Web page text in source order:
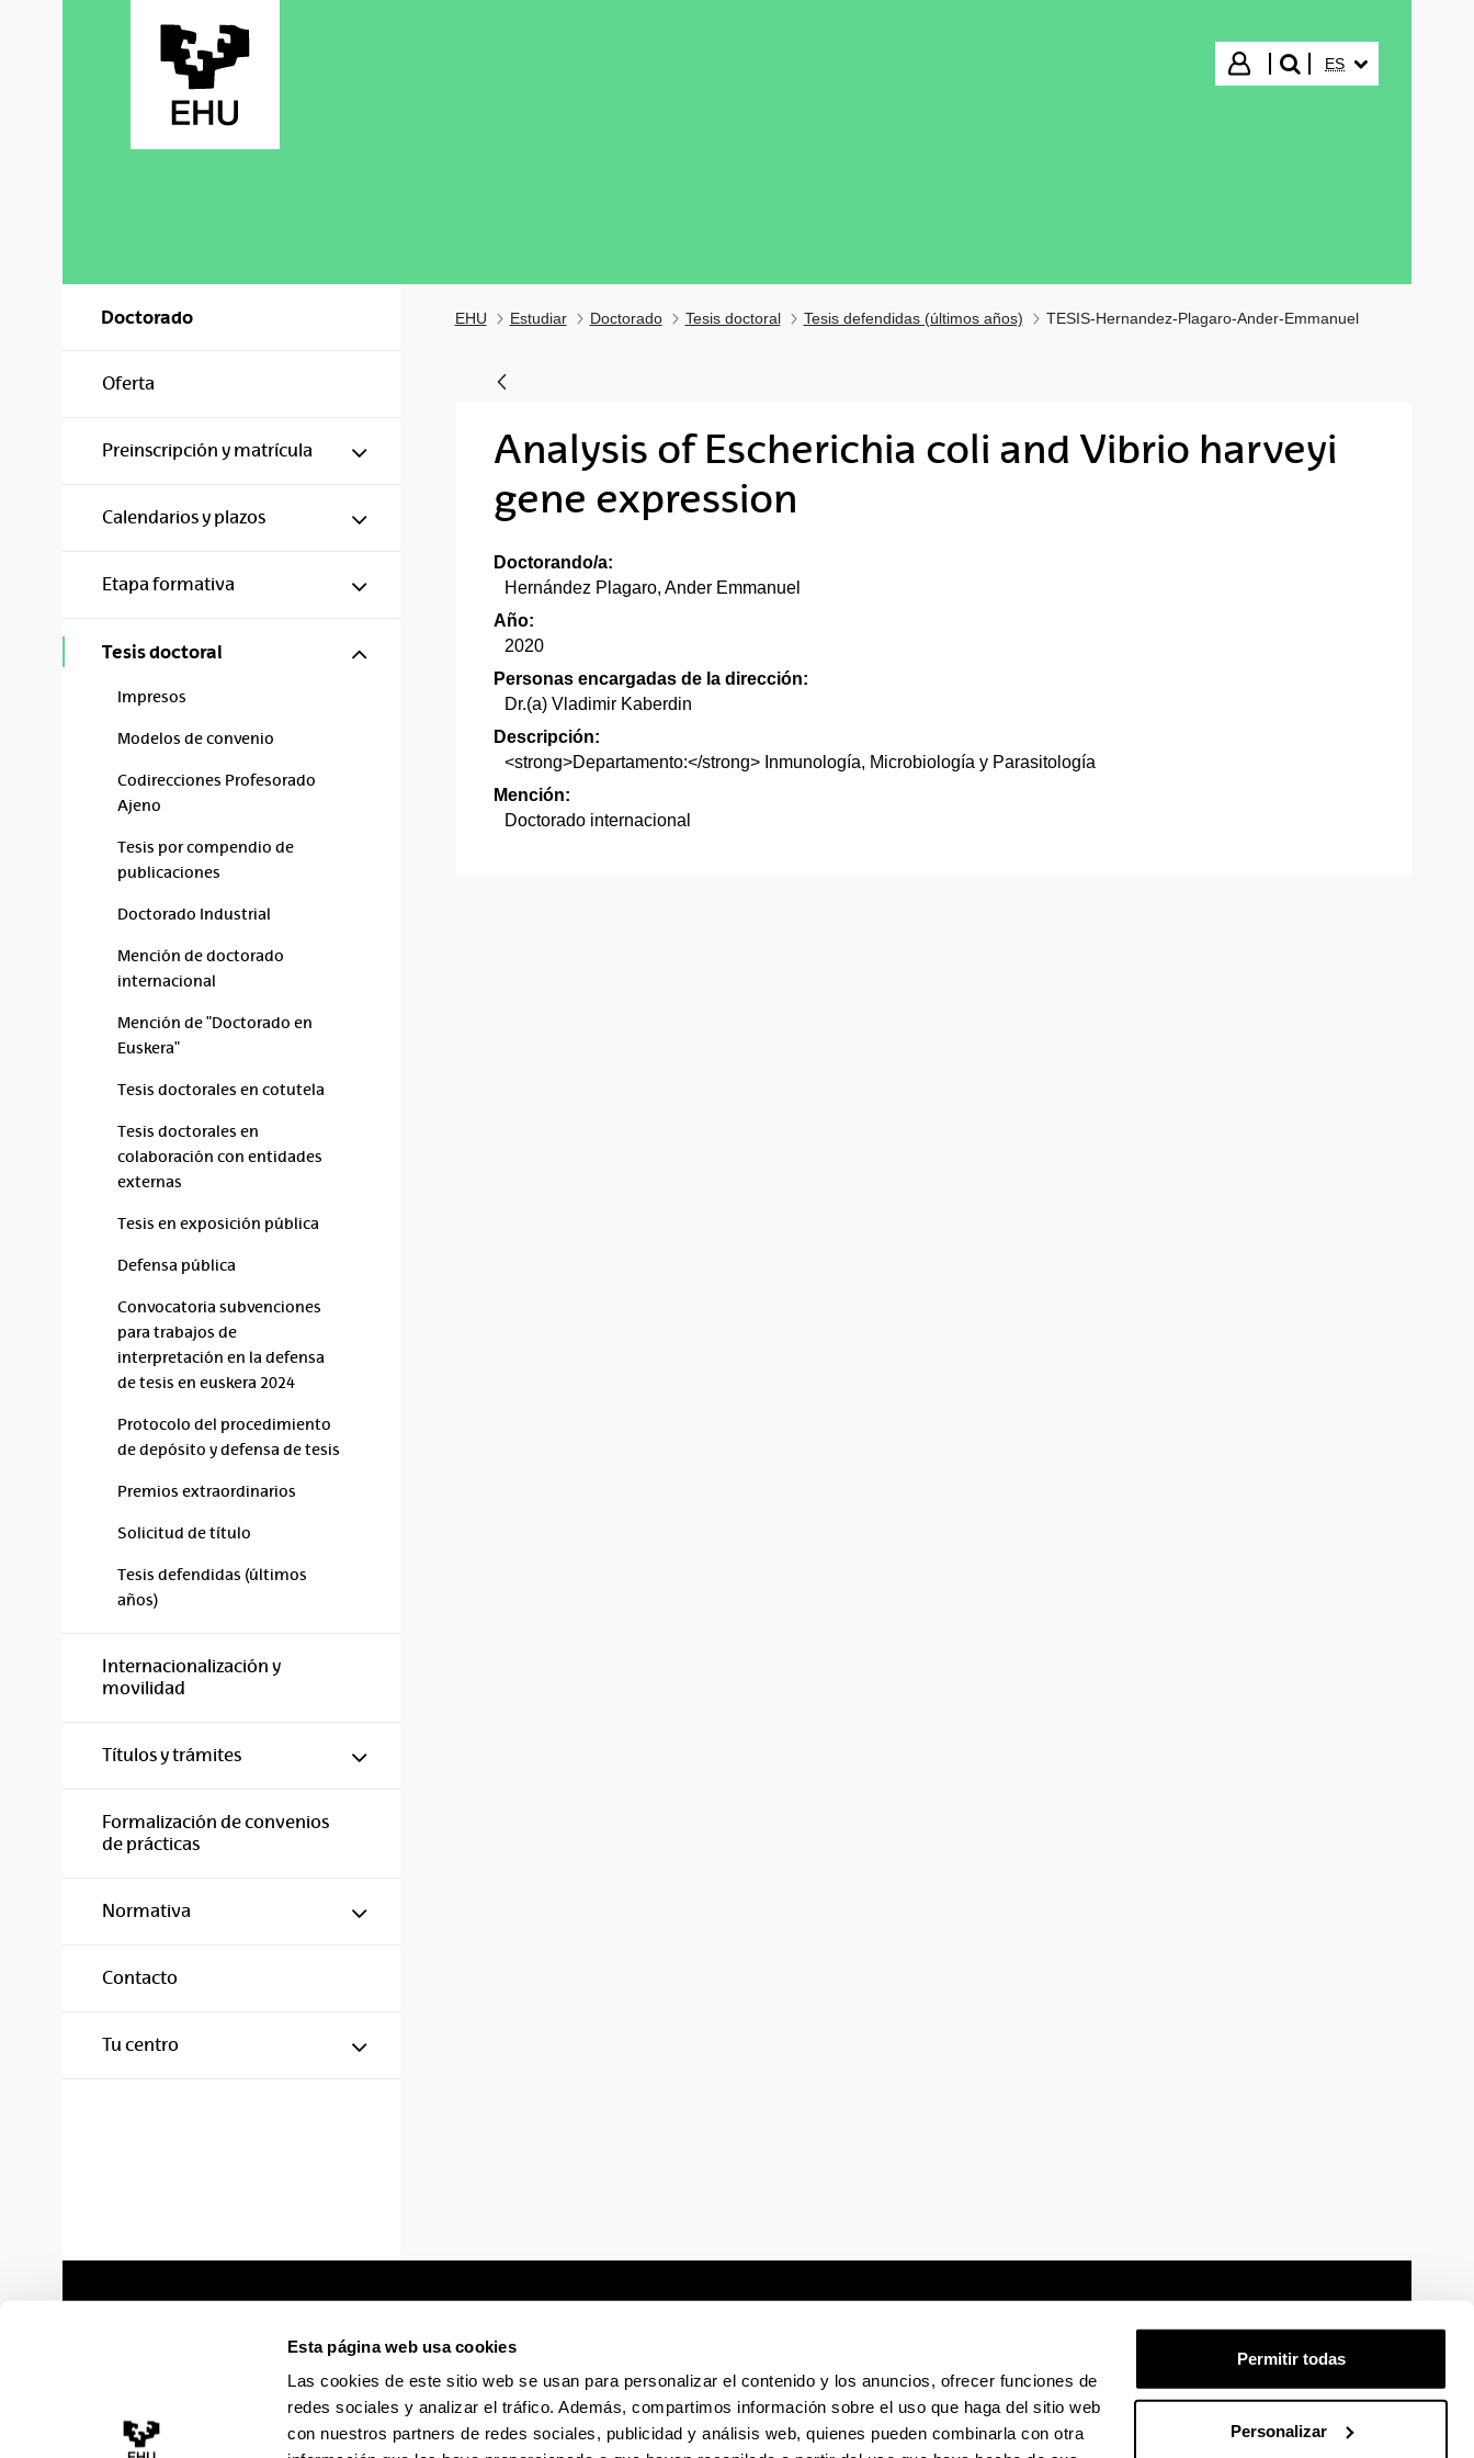
Esta página web usa cookies
Las cookies de este sitio web se usan para personalizar el contenido y los anuncios, ofrecer funciones de
redes sociales y analizar el tráfico. Además, compartimos información sobre el uso que haga del sitio web
con nuestros partners de redes sociales, publicidad y análisis web, quienes pueden combinarla con otra
Permitir todas
Personalizar
Iniciar sesión
buscar"
ES
Doctorado
Oferta
Preinscripción y matrícula Mostrar/ocultar subpáginas
Calendarios y plazos Mostrar/ocultar subpáginas
Etapa formativa Mostrar/ocultar subpáginas
Tesis doctoral Mostrar/ocultar subpáginas
Impresos
Modelos de convenio
Codirecciones Profesorado
Ajeno
Tesis por compendio de
publicaciones
Doctorado Industrial
Mención de doctorado
internacional
Mención de "Doctorado en
Euskera"
Tesis doctorales en cotutela
Tesis doctorales en
colaboración con entidades
externas
Tesis en exposición pública
Defensa pública
Convocatoria subvenciones
para trabajos de
interpretación en la defensa
de tesis en euskera 2024
Protocolo del procedimiento
de depósito y defensa de tesis
Premios extraordinarios
Solicitud de título
Tesis defendidas (últimos
años)
Internacionalización y
movilidad
Títulos y trámites Mostrar/ocultar subpáginas
Formalización de convenios
de prácticas
Normativa Mostrar/ocultar subpáginas
Contacto
Tu centro Mostrar/ocultar subpáginas
EHU Estudiar Doctorado Tesis doctoral Tesis defendidas (últimos años) TESIS-Hernandez-Plagaro-Ander-Emmanuel
Analysis of Escherichia coli and Vibrio harveyi
gene expression
Doctorando/a:
Hernández Plagaro, Ander Emmanuel
Año:
2020
Personas encargadas de la dirección:
Dr.(a) Vladimir Kaberdin
Descripción:
<strong>Departamento:</strong> Inmunología, Microbiología y Parasitología
Mención:
Doctorado internacional
Sede electrónica Accesibilidad Información legal Mapa Ayuda Contacto